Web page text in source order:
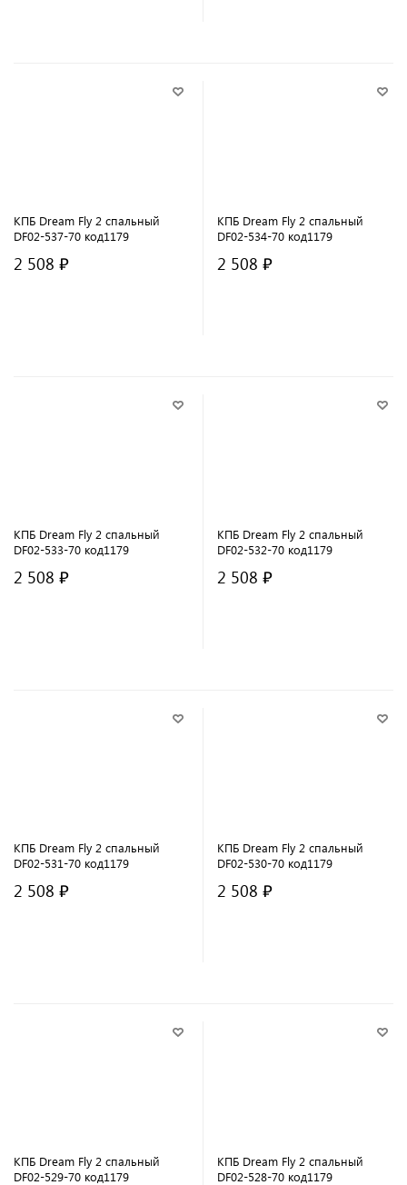
КПБ Dream Fly 2 спальный
DF02-537-70 код1179
2 508 ₽
КПБ Dream Fly 2 спальный
DF02-534-70 код1179
2 508 ₽
КПБ Dream Fly 2 спальный
DF02-533-70 код1179
2 508 ₽
КПБ Dream Fly 2 спальный
DF02-532-70 код1179
2 508 ₽
КПБ Dream Fly 2 спальный
DF02-531-70 код1179
2 508 ₽
КПБ Dream Fly 2 спальный
DF02-530-70 код1179
2 508 ₽
КПБ Dream Fly 2 спальный
DF02-529-70 код1179
КПБ Dream Fly 2 спальный
DF02-528-70 код1179